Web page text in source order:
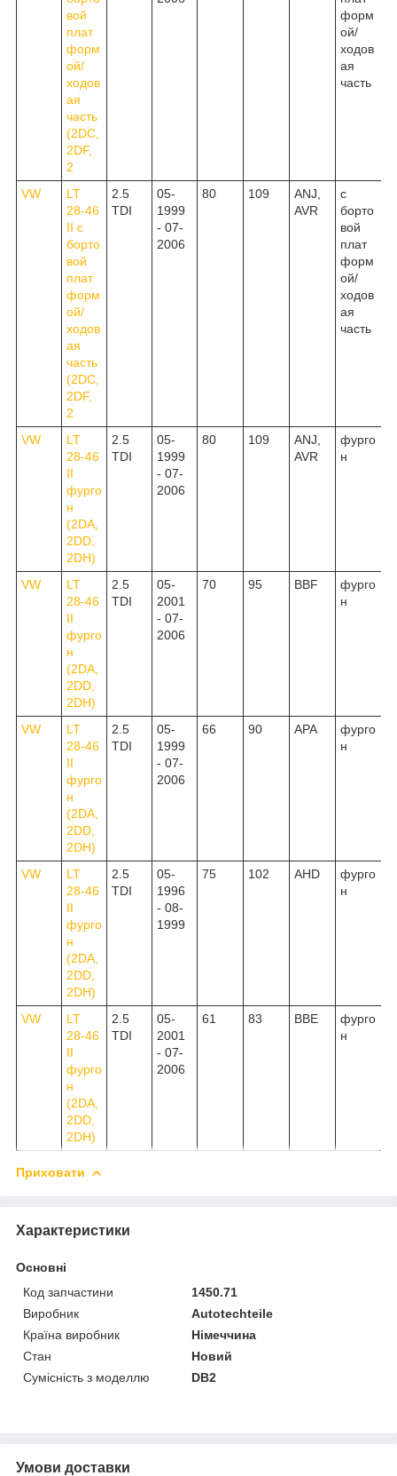
вой
плат
форм
ой/
ходов
ая
часть
(2DC,
2DF,
2
форм
ой/
ходов
ая
часть
VW
LT
28-46
II c
борто
вой
плат
форм
ой/
ходов
ая
часть
(2DC,
2DF,
2
2.5
TDI
05-
1999
- 07-
2006
80 109
ANJ,
AVR
c
борто
вой
плат
форм
ой/
ходов
ая
часть
VW
LT
28-46
II
фурго
н
(2DA,
2DD,
2DH)
2.5
TDI
05-
1999
- 07-
2006
80 109
ANJ,
AVR
фурго
н
VW
LT
28-46
II
фурго
н
(2DA,
2DD,
2DH)
2.5
TDI
05-
2001
- 07-
2006
70 95 BBF
фурго
н
VW
LT
28-46
II
фурго
н
(2DA,
2DD,
2DH)
2.5
TDI
05-
1999
- 07-
2006
66 90 APA
фурго
н
VW
LT
28-46
II
фурго
н
(2DA,
2DD,
2DH)
2.5
TDI
05-
1996
- 08-
1999
75 102 AHD
фурго
н
VW
LT
28-46
II
фурго
н
(2DA,
2DD,
2DH)
2.5
TDI
05-
2001
- 07-
2006
61 83 BBE
фурго
н
Приховати
Характеристики
Основні
Код запчастини
1450.71
Виробник
Autotechteile
Країна виробник
Німеччина
Стан
Новий
Сумісність з моделлю
DB2
Умови доставки